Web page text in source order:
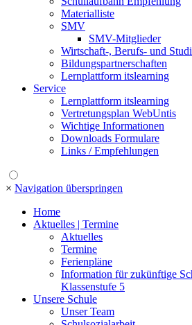
Materialliste
SMV
SMV-Mitglieder
Wirtschaft-, Berufs- und
Bildungspartnerschaften
Lernplattform itslearning
Service
Lernplattform itslearning
Vertretungsplan WebUntis
Wichtige Informationen
Downloads Formulare
Links / Empfehlungen
× Navigation überspringen
Home
Aktuelles | Termine
Aktuelles
Termine
Ferienpläne
Information für zukünftige
Klassenstufe 5
Unsere Schule
Unser Team